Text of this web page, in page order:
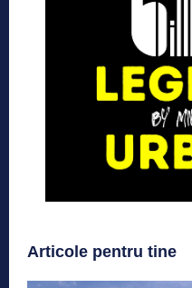
Articole pentru tine